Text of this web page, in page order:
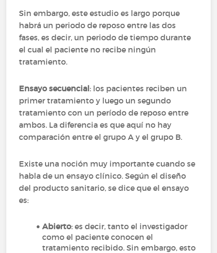
Sin embargo, este estudio es largo porque
habrá un periodo de reposo entre las dos
fases, es decir, un periodo de tiempo durante
el cual el paciente no recibe ningún
tratamiento.
Ensayo secuencial: los pacientes reciben un
primer tratamiento y luego un segundo
tratamiento con un período de reposo entre
ambos. La diferencia es que aquí no hay
comparación entre el grupo A y el grupo B.
Existe una noción muy importante cuando se
habla de un ensayo clínico. Según el diseño
del producto sanitario, se dice que el ensayo
es:
Abierto: es decir, tanto el investigador
como el paciente conocen el
tratamiento recibido. Sin embargo, esto